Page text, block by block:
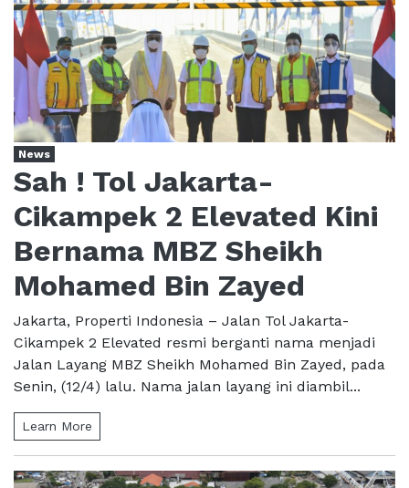
News
Sah ! Tol Jakarta-
Cikampek 2 Elevated Kini
Bernama MBZ Sheikh
Mohamed Bin Zayed
Jakarta, Properti Indonesia – Jalan Tol Jakarta-
Cikampek 2 Elevated resmi berganti nama menjadi
Jalan Layang MBZ Sheikh Mohamed Bin Zayed, pada
Senin, (12/4) lalu. Nama jalan layang ini diambil...
Learn More